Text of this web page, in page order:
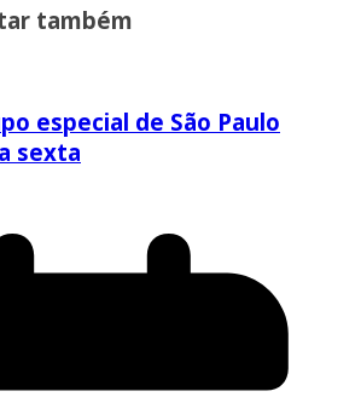
também
especial de São Paulo
sexta